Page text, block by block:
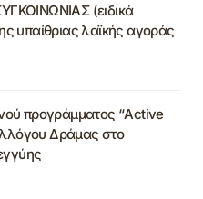
(ειδικά
υπαίθριας λαϊκής αγοράς
προγράμματος “Active
Δράμας στο